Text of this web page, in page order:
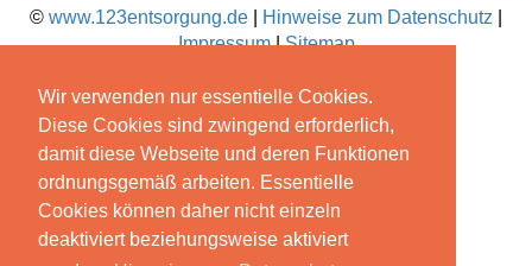
Wir verwenden nur essentielle Cookies.
Diese Cookies sind zwingend erforderlich,
damit diese Webseite und deren Funktionen
ordnungsgemäß arbeiten. Essentielle
Cookies können daher nicht einzeln
deaktiviert beziehungsweise aktiviert
© www.123entsorgung.de Hinweise zum Datenschutz
Impressum|Sitemap